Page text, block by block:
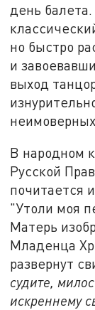
день
но быстро
и
выход
В народном
Русской
почитается
"Утоли моя
Матерь
Младенца
развернут
судите,
искреннему